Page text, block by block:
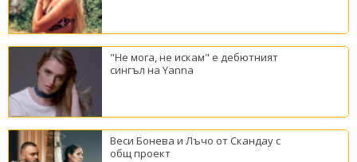
"Не мога, не искам" е дебютният
сингъл на Yanna
Веси Бонева и Лъчо от Скандау с
общ проект